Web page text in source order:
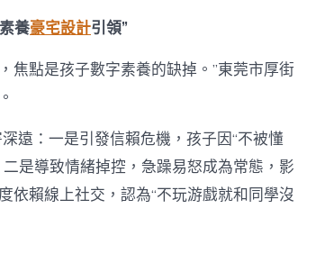
養豪宅設計引領”
焦點是孩子數字素養的缺掉。”東莞市厚街
遠：一是引發信賴危機，孩子因“不被懂
是導致情緒掉控，急躁易怒成為常態，影
賴線上社交，認為“不玩游戲就和同學沒